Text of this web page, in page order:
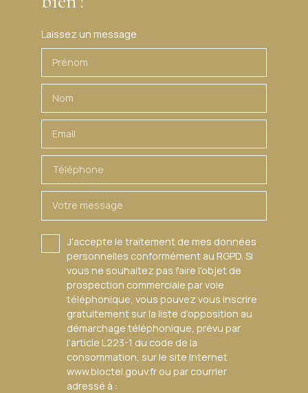
Laissez un message
Prénom
Nom
Email
Téléphone
Votre message
J'accepte le traitement de mes données
personnelles conformément au RGPD. Si
vous ne souhaitez pas faire l'objet de
prospection commerciale par voie
téléphonique, vous pouvez vous inscrire
gratuitement sur la liste d'opposition au
démarchage téléphonique, prévu par
l'article L223-1 du code de la
consommation, sur le site Internet
www.bloctel.gouv.fr ou par courrier
adressé à :